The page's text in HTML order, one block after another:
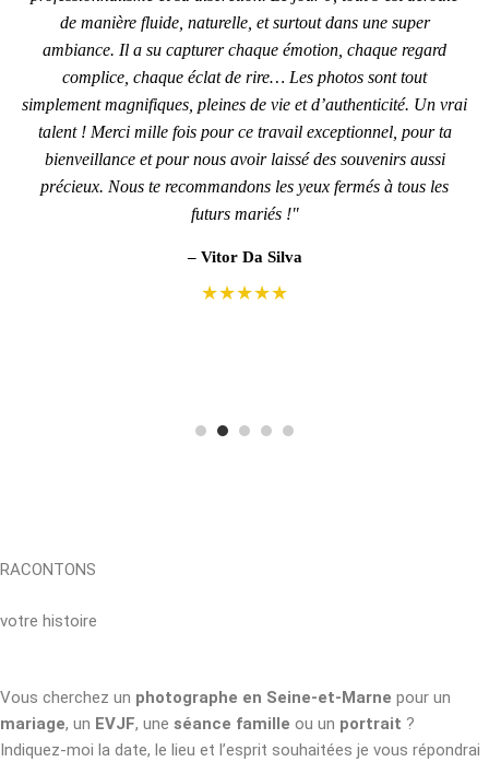
de manière fluide, naturelle, et surtout dans une super
ambiance. Il a su capturer chaque émotion, chaque regard
complice, chaque éclat de rire… Les photos sont tout
simplement magnifiques, pleines de vie et d’authenticité. Un vrai
talent ! Merci mille fois pour ce travail exceptionnel, pour ta
bienveillance et pour nous avoir laissé des souvenirs aussi
précieux. Nous te recommandons les yeux fermés à tous les
futurs mariés !"
– Vitor Da Silva
★★★★★
RACONTONS
votre histoire
Vous cherchez un photographe en Seine-et-Marne pour un
mariage, un EVJF, une séance famille ou un portrait ?
Indiquez-moi la date, le lieu et l’esprit souhaitées je vous répondrai